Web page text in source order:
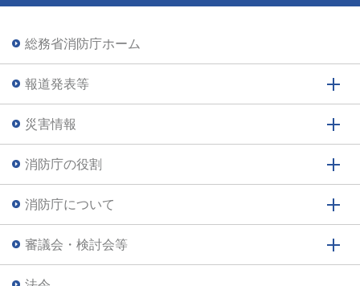
総務省消防庁ホーム
報道発表等
災害情報
消防庁の役割
消防庁について
審議会・検討会等